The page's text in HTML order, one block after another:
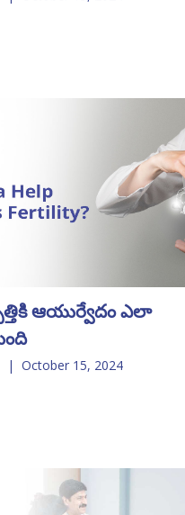
ఆయుర్వేదం ఎలా
| October 15, 2024